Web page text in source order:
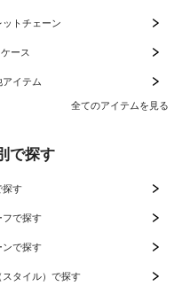
ットチェーン
ース
アイテム
全てのアイテムを見る
で探す
探す
フで探す
ンで探す
スタイル）で探す